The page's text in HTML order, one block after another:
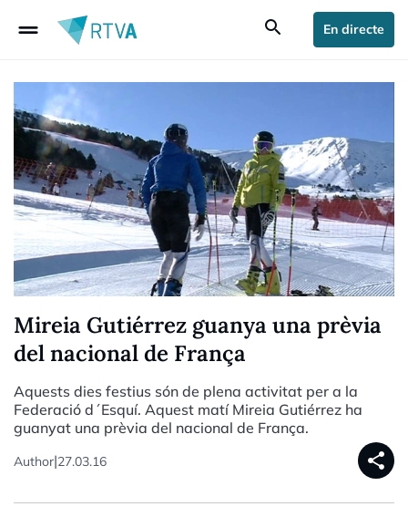
drag_handle search En directe
Mireia Gutiérrez guanya una prèvia
del nacional de França
Aquests dies festius són de plena activitat per a la
Federació d´Esquí. Aquest matí Mireia Gutiérrez ha
guanyat una prèvia del nacional de França.
Author|27.03.16 share